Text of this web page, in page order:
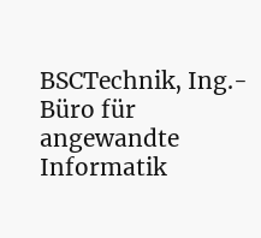
BSCTechnik, Ing.-
Büro für
angewandte
Informatik